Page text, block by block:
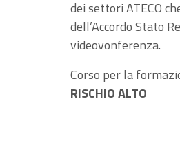
dei settori ATECO
dell’Accordo Stato
videovonferenza.
Corso per la
RISCHIO ALTO